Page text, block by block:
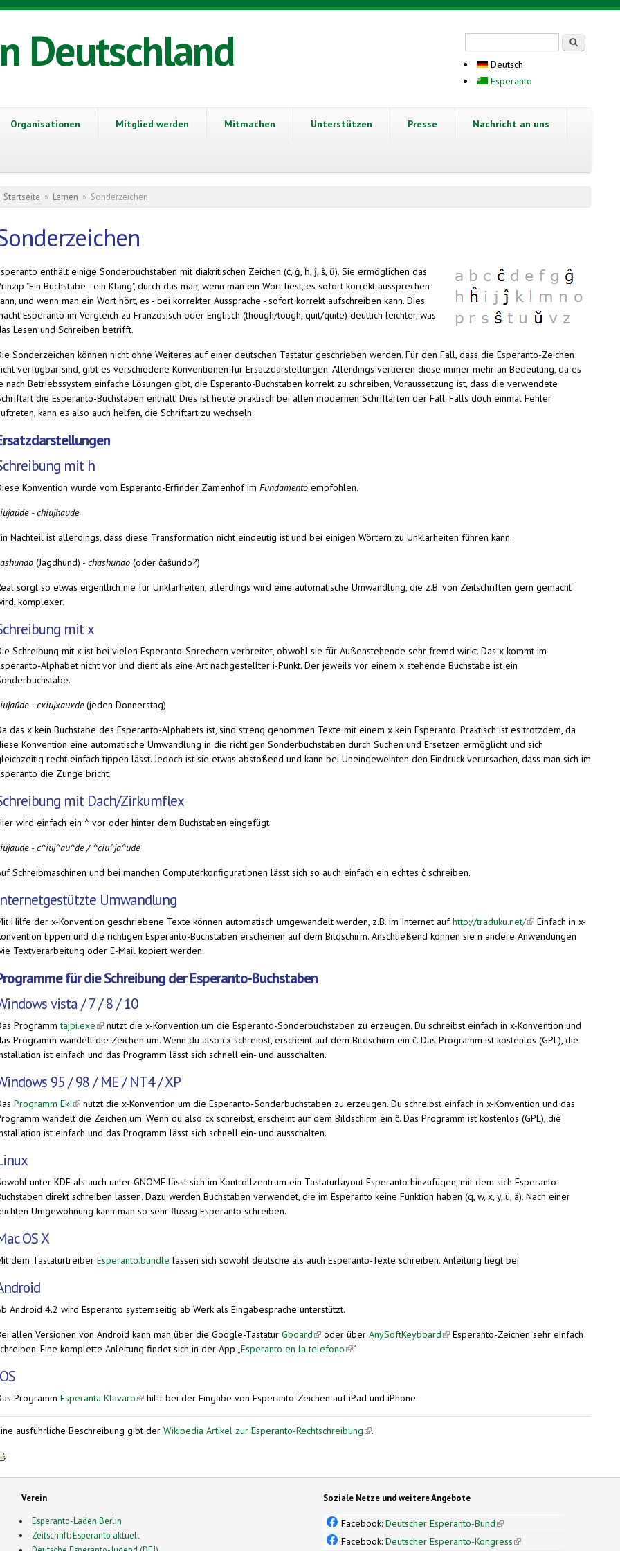
Deutschland
Deutsch
Esperanto
Organisationen Mitglied werden Mitmachen Unterstützen Presse Nachricht an uns
Sie sind hier
Startseite » Lernen » Sonderzeichen
enthält einige Sonderbuchstaben mit diakritischen Zeichen (ĉ, ĝ, ĥ, ĵ, ŝ, ŭ). Sie ermöglichen das
"Ein Buchstabe - ein Klang", durch das man, wenn man ein Wort liest, es sofort korrekt aussprechen
und wenn man ein Wort hört, es - bei korrekter Aussprache - sofort korrekt aufschreiben kann. Dies
Esperanto im Vergleich zu Französisch oder Englisch (though/tough, quit/quite) deutlich leichter, was
Lesen und Schreiben betrifft.
Sonderzeichen können nicht ohne Weiteres auf einer deutschen Tastatur geschrieben werden. Für den Fall, dass die Esperanto-Zeichen
verfügbar sind, gibt es verschiedene Konventionen für Ersatzdarstellungen. Allerdings verlieren diese immer mehr an Bedeutung, da es
nach Betriebssystem einfache Lösungen gibt, die Esperanto-Buchstaben korrekt zu schreiben, Voraussetzung ist, dass die verwendete
die Esperanto-Buchstaben enthält. Dies ist heute praktisch bei allen modernen Schriftarten der Fall. Falls doch einmal Fehler
kann es also auch helfen, die Schriftart zu wechseln.
mit h
Konvention wurde vom Esperanto-Erfinder Zamenhof im Fundamento empfohlen.
-chiujhaude
Nachteil ist allerdings, dass diese Transformation nicht eindeutig ist und bei einigen Wörtern zu Unklarheiten führen kann.
(Jagdhund) - chashundo (oder ĉaŝundo?)
sorgt so etwas eigentlich nie für Unklarheiten, allerdings wird eine automatische Umwandlung, die z.B. von Zeitschriften gern gemacht
komplexer.
mit x
Schreibung mit x ist bei vielen Esperanto-Sprechern verbreitet, obwohl sie für Außenstehende sehr fremd wirkt. Das x kommt im
Alphabet nicht vor und dient als eine Art nachgestellter i-Punkt. Der jeweils vor einem x stehende Buchstabe ist ein
-cxiujxauxde(jeden Donnerstag)
das x kein Buchstabe des Esperanto-Alphabets ist, sind streng genommen Texte mit einem x kein Esperanto. Praktisch ist es trotzdem, da
Konvention eine automatische Umwandlung in die richtigen Sonderbuchstaben durch Suchen und Ersetzen ermöglicht und sich
recht einfach tippen lässt. Jedoch ist sie etwas abstoßend und kann bei Uneingeweihten den Eindruck verursachen, dass man sich im
die Zunge bricht.
mit Dach/Zirkumflex
wird einfach ein ^ vor oder hinter dem Buchstaben eingefügt
-c^iuj^au^de / ^ciu^ja^ude
Schreibmaschinen und bei manchen Computerkonfigurationen lässt sich so auch einfach ein echtes ĉ schreiben.
Umwandlung
Hilfe der x-Konvention geschriebene Texte können automatisch umgewandelt werden, z.B. im Internet aufhttp://traduku.net/(link is external)
Einfach in x-
tippen und die richtigen Esperanto-Buchstaben erscheinen auf dem Bildschirm. Anschließend können sie n andere Anwendungen
Textverarbeitung oder E-Mail kopiert werden.
für die Schreibung der Esperanto-Buchstaben
vista / 7 / 8 / 10
Programmtajpi.exe(link is external)
nutzt die x-Konvention um die Esperanto-Sonderbuchstaben zu erzeugen. Du schreibst einfach in x-Konvention und
Programm wandelt die Zeichen um. Wenn du also cx schreibst, erscheint auf dem Bildschirm ein ĉ. Das Programm ist kostenlos (GPL), die
ist einfach und das Programm lässt sich schnell ein- und ausschalten.
95 / 98 / ME / NT4 / XP
Programm Ek!(link is external)
nutzt die x-Konvention um die Esperanto-Sonderbuchstaben zu erzeugen. Du schreibst einfach in x-Konvention und das
wandelt die Zeichen um. Wenn du also cx schreibst, erscheint auf dem Bildschirm ein ĉ. Das Programm ist kostenlos (GPL), die
ist einfach und das Programm lässt sich schnell ein- und ausschalten.
unter KDE als auch unter GNOME lässt sich im Kontrollzentrum ein Tastaturlayout Esperanto hinzufügen, mit dem sich Esperanto-
direkt schreiben lassen. Dazu werden Buchstaben verwendet, die im Esperanto keine Funktion haben (q, w, x, y, ü, ä). Nach einer
Umgewöhnung kann man so sehr flüssig Esperanto schreiben.
OS X
dem Tastaturtreiber Esperanto.bundle lassen sich sowohl deutsche als auch Esperanto-Texte schreiben. Anleitung liegt bei.
Android 4.2 wird Esperanto systemseitig ab Werk als Eingabesprache unterstützt.
allen Versionen von Android kann man über die Google-Tastatur Gboard(link is external)
oder über AnySoftKeyboard(link is external)
Esperanto-Zeichen sehr einfach
Eine komplette Anleitung findet sich in der App „Esperanto en la telefono(link is external)
“
Programm Esperanta Klavaro(link is external)
hilft bei der Eingabe von Esperanto-Zeichen auf iPad und iPhone.
ausführliche Beschreibung gibt der Wikipedia Artikel zur Esperanto-Rechtschreibung(link is external)
.
Verein
Esperanto-Laden Berlin
Zeitschrift: Esperanto aktuell
Soziale Netze und weitere Angebote
Facebook:Deutscher Esperanto-Bund(link is external)
Facebook:Deutscher Esperanto-Kongress(link is external)